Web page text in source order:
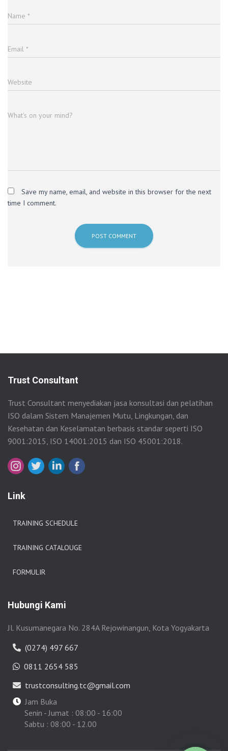
Name *
Email *
Website
What's on your mind?
Save my name, email, and website in this browser for the next
time I comment.
Trust Consultant
Trust Consultant menyediakan jasa konsultasi dan pelatihan
ISO dalam Sistem Manajemen Mutu, Lingkungan, dan
Kesehatan dan Keselamatan berbasis standar seperti ISO
9001:2015, ISO 14001:2015 dan ISO 45001:2018.
Link
TRAINING SCHEDULE
TRAINING CATALOUGE
FORMULIR
Hubungi Kami
Jl. Kusumanegara No. 284A Rejowinangun, Kota Yogyakarta
(0274) 497 667
0811 2654 585
trustconsulting.tc@gmail.com
Jam Buka
Senin - Jumat : 08:00 - 16:00
Sabtu : 08:00 - 12.00